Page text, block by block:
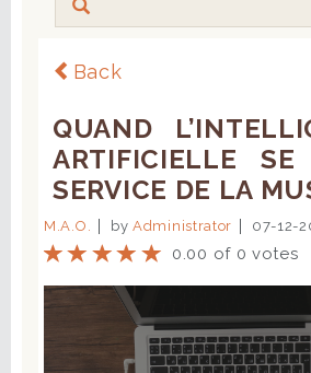
Back
QUAND
ARTIFICIELLE
SERVICE DE LA
M.A.O. byAdministrator 07-12-
0.00 of 0 votes